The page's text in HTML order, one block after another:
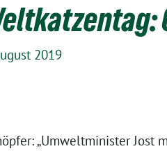
2019
„Umweltminister Jost